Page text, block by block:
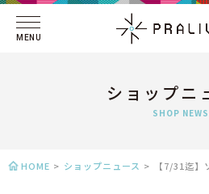
MENU
ショップニ
SHOP NEWS
HOME > ショップニュース > 【7/31迄